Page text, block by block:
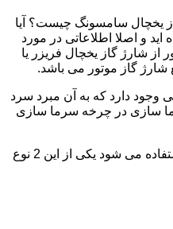
یخچال سامسونگ چیست؟ آیا
اید و اصلا اطلاعاتی در مورد
از شارژ گاز یخچال فریزر یا
وجود دارد که به آن مبرد سرد
سازی در چرخه سرما سازی
گازی که در موتورهای یخچال ها استفاده می شود یکی از این 2 نوع